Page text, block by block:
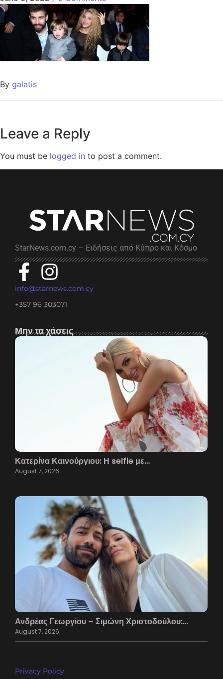
By galatis
Leave a Reply
You must be logged in to post a comment.
StarNews.com.cy – Ειδήσεις από Κύπρο και Κόσμο
info@starnews.com.cy
+357 96 303071
Μην τα χάσεις
Κατερίνα Καινούργιου: Η selfie με…
August 7, 2026
Ανδρέας Γεωργίου – Σιμώνη Χριστοδούλου:…
August 7, 2026
Privacy Policy